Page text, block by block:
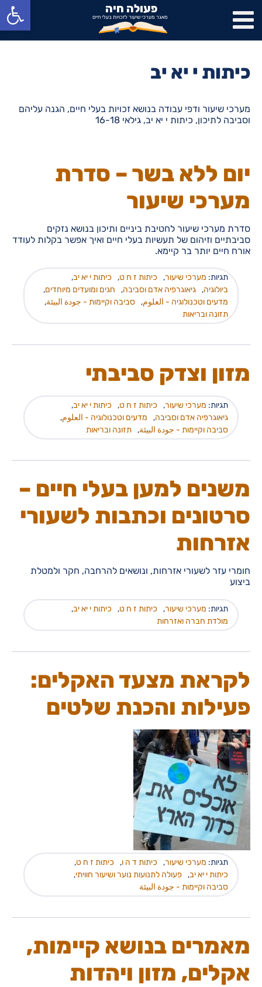
פתח סרגל נגישות פעולה חיה
מאגר מערכי שיעור לזכויות בעלי חיים
כיתות י יא יב
מערכי שיעור ודפי עבודה בנושא זכויות בעלי חיים, הגנה עליהם
וסביבה לתיכון, כיתות י יא יב, גילאי 16-18
יום ללא בשר – סדרת
מערכי שיעור
סדרת מערכי שיעור לחטיבת ביניים ותיכון בנושא נזקים
סביבתיים וזיהום של תעשיות בעלי חיים ואיך אפשר בקלות לעודד
אורח חיים יותר בר קיימא.
תגיות: מערכי שיעור, כיתות ז ח ט, כיתות י יא יב,
ביולוגיה, גיאוגרפיה אדם וסביבה, חגים ומועדים מיוחדים,
מדעים וטכנולוגיה - العلوم, סביבה וקיימות - جودة البيئة,
תזונה ובריאות
מזון וצדק סביבתי
תגיות: מערכי שיעור, כיתות ז ח ט, כיתות י יא יב,
גיאוגרפיה אדם וסביבה, מדעים וטכנולוגיה - العلوم,
סביבה וקיימות - جودة البيئة, תזונה ובריאות
משנים למען בעלי חיים –
סרטונים וכתבות לשעורי
אזרחות
חומרי עזר לשעורי אזרחות, ונושאים להרחבה, חקר ולמטלת
ביצוע
תגיות: מערכי שיעור, כיתות ז ח ט, כיתות י יא יב,
מולדת חברה ואזרחות
לקראת מצעד האקלים:
פעילות והכנת שלטים
תגיות: מערכי שיעור, כיתות ד ה ו, כיתות ז ח ט,
כיתות י יא יב, פעולה לתנועות נוער ושיעור חוויתי,
סביבה וקיימות - جودة البيئة
מאמרים בנושא קיימות,
אקלים, מזון ויהדות